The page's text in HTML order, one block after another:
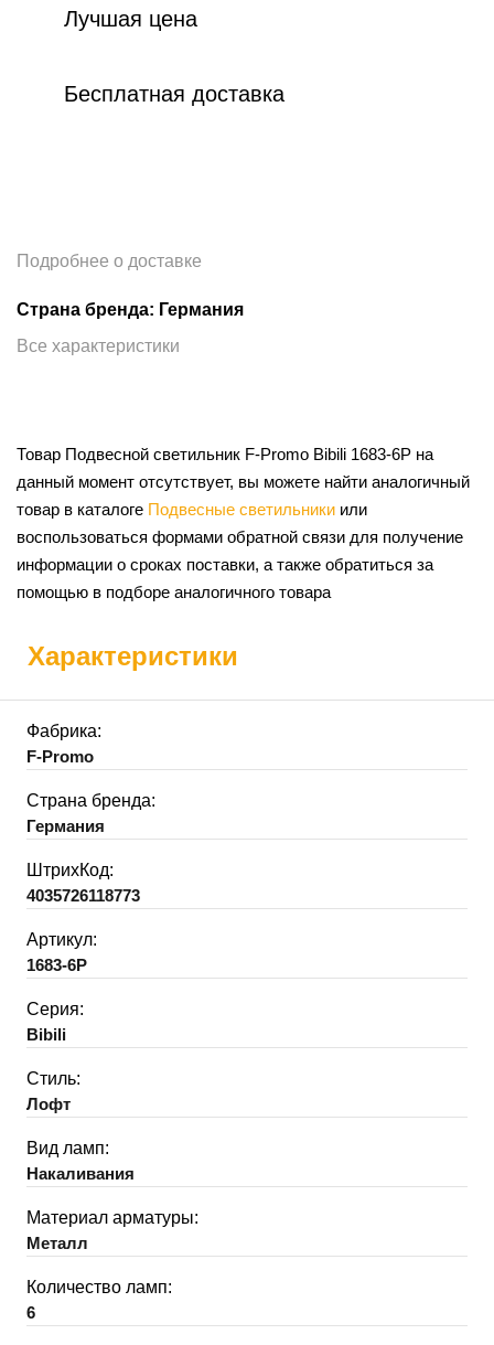
Лучшая цена
Бесплатная доставка
Подробнее о доставке
Страна бренда: Германия
Все характеристики
Товар Подвесной светильник F-Promo Bibili 1683-6P на
данный момент отсутствует, вы можете найти аналогичный
товар в каталоге Подвесные светильники или
воспользоваться формами обратной связи для получение
информации о сроках поставки, а также обратиться за
помощью в подборе аналогичного товара
Характеристики
Фабрика:
F-Promo
Страна бренда:
Германия
ШтрихКод:
4035726118773
Артикул:
1683-6P
Серия:
Bibili
Стиль:
Лофт
Вид ламп:
Накаливания
Материал арматуры:
Металл
Количество ламп:
6